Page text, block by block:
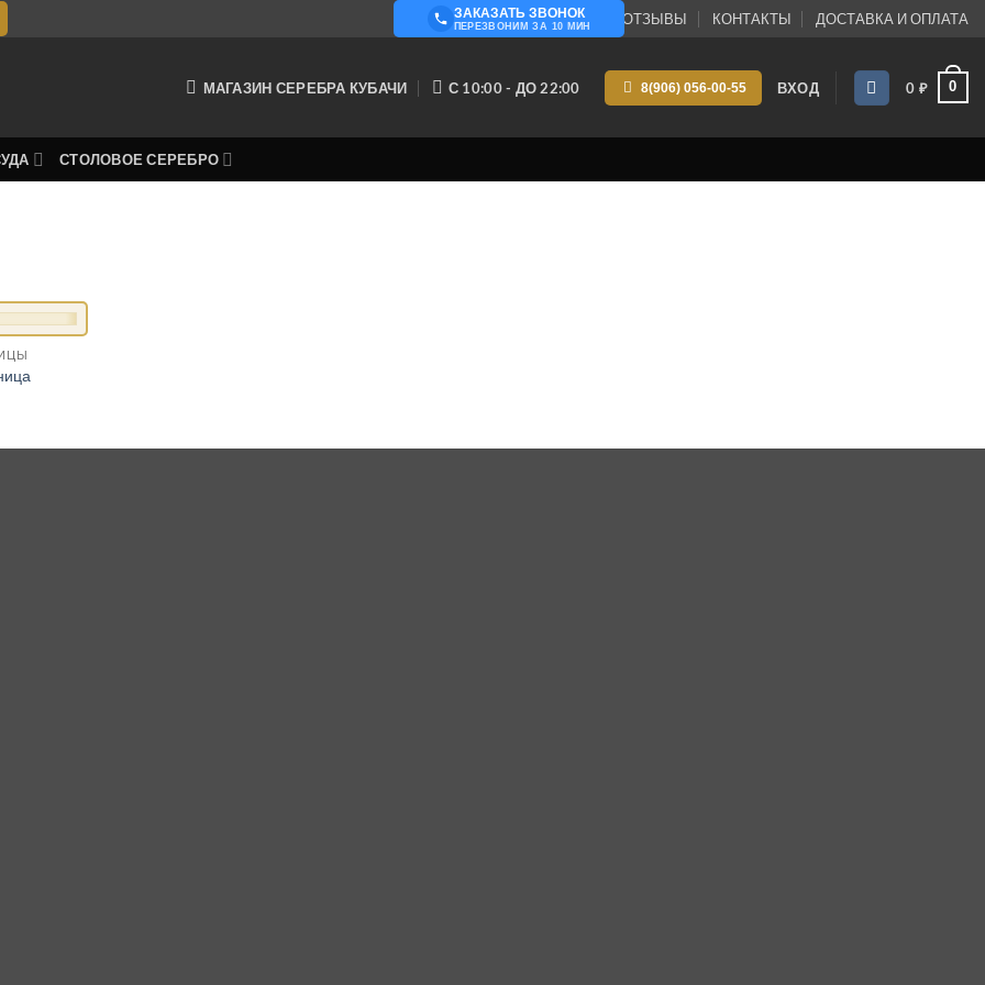
ЗАКАЗАТЬ ЗВОНОК
ПЕРЕЗВОНИМ ЗА 10 МИН
О КОМПАНИИ БЛОГ ОТЗЫВЫ КОНТАКТЫ ДОСТАВКА И ОПЛАТА
МАГАЗИН СЕРЕБРА КУБАЧИ С 10:00 - ДО 22:00 8(906) 056-00-55 ВХОД 0 ₽ 0
СТОЛОВОЕ СЕРЕБРО